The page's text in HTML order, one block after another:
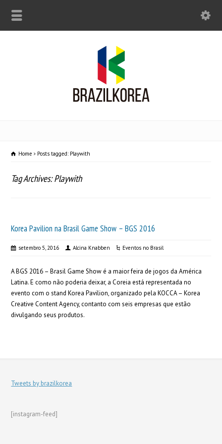
Home Posts tagged: Playwith
Tag Archives: Playwith
Korea Pavilion na Brasil Game Show – BGS 2016
setembro 5, 2016 Alcina Knabben Eventos no Brasil
A BGS 2016 – Brasil Game Show é a maior feira de jogos da América
Latina. E como não poderia deixar, a Coreia está representada no
evento com o stand Korea Pavilion, organizado pela KOCCA – Korea
Creative Content Agency, contanto com seis empresas que estão
divulgando seus produtos.
Tweets by brazilkorea
[instagram-feed]